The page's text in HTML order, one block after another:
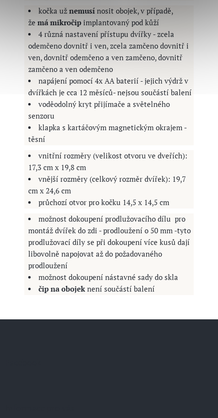
kočka už nemusínosit obojek, v případě,
že má mikročipimplantovaný pod kůží
4 různá nastavení přístupu dvířky - zcela
odemčeno dovnitř i ven,zcela zamčeno dovnitř i
ven, dovnitř odemčeno a ven zamčeno, dovnitř
zamčeno a ven odemčeno
napájení pomocí 4x AA baterií - jejich výdrž v
dvířkách je cca 12 měsíců- nejsou součástí balení
voděodolný kryt přijímače a světelného
senzoru
klapka s kartáčovým magnetickým okrajem -
těsní
vnitřní rozměry (velikost otvoru ve dveřích):
17,3 cm x 19,8 cm
vnější rozměry (celkový rozměr dvířek): 19,7
cm x 24,6 cm
průchozí otvor pro kočku 14,5 x 14,5 cm
možnost dokoupení prodlužovacího dílu pro
montáž dvířek do zdi - prodloužení o 50 mm -tyto
prodlužovací díly se při dokoupení více kusů dají
libovolně napojovat až do požadovaného
prodloužení
možnost dokoupení nástavné sady do skla
čip na obojeknení součástí balení